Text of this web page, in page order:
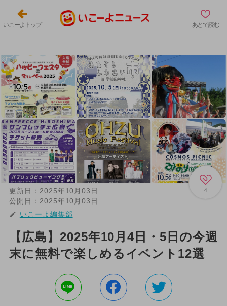
いこーよトップ あとで読む
4
更新日： 2025年10月03日
公開日： 2025年10月03日
いこーよ編集部
【広島】2025年10月4日・5日の今週
末に無料で楽しめるイベント12選